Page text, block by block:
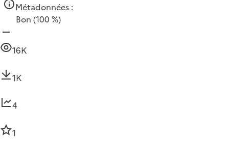
Métadonnées :
Bon (100 %)
16K
1K
4
1